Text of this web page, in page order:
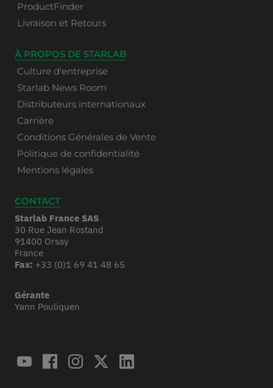
ProductFinder
Livraison et Retours
À PROPOS DE STARLAB
Culture d'entreprise
Starlab News Room
Distributeurs internationaux
Carrière
Conditions Générales de Vente
Politique de confidentialité
Mentions légales
CONTACT
Starlab France SAS
30 Rue Jean Rostand
91400 Orsay
France
Fax: +33 (0)1 69 41 48 65
Gérante
Yann Pouliquen